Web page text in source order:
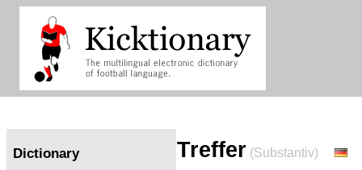
Dictionary Treffer (Substantiv)